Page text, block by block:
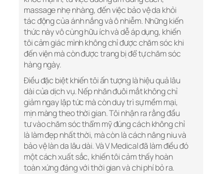
massage nhẹ nhàng, đến việc bảo vệ da khỏi
tác động của ánh nắng và ô nhiễm. Những kiến
thức này vô cùng hữu ích và dễ áp dụng, khiến
tôi cảm giác mình không chỉ được chăm sóc khi
đến viện mà còn được trang bị để tự chăm sóc
hàng ngày.
Điều đặc biệt khiến tôi ấn tượng là hiệu quả lâu
dài của dịch vụ. Nếp nhăn đuôi mắt không chỉ
giảm ngay lập tức mà còn duy trì sự mềm mại,
mịn màng theo thời gian. Tôi nhận ra rằng đầu
tư vào chăm sóc thẩm mỹ đúng cách không chỉ
là làm đẹp nhất thời, mà còn là cách nâng niu và
bảo vệ làn da lâu dài. Và V Medical đã làm điều đó
một cách xuất sắc, khiến tôi cảm thấy hoàn
toàn xứng đáng với thời gian và chi phí bỏ ra.